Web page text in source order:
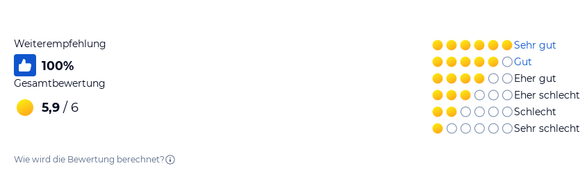
Weiterempfehlung
100%
Gesamtbewertung
5,9 / 6
Sehr gut
Gut
Eher gut
Eher schlecht
Schlecht
Sehr schlecht
Wie wird die Bewertung berechnet?